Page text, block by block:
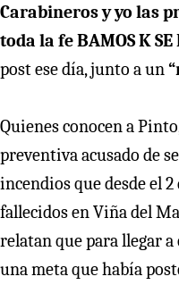
Carabineros y yo las
toda la fe BAMOS K SE
post ese día, junto a un
Quienes conocen a
preventiva acusado de
incendios que desde el
fallecidos en Viña del
relatan que para llegar a
una meta que había